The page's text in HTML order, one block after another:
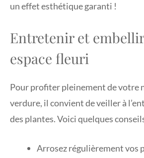
un effet esthétique garanti !
Entretenir et
espace fleuri
Pour profiter pleinement de votre
verdure, il convient de veiller à
des plantes. Voici quelques
Arrosez régulièrement vos